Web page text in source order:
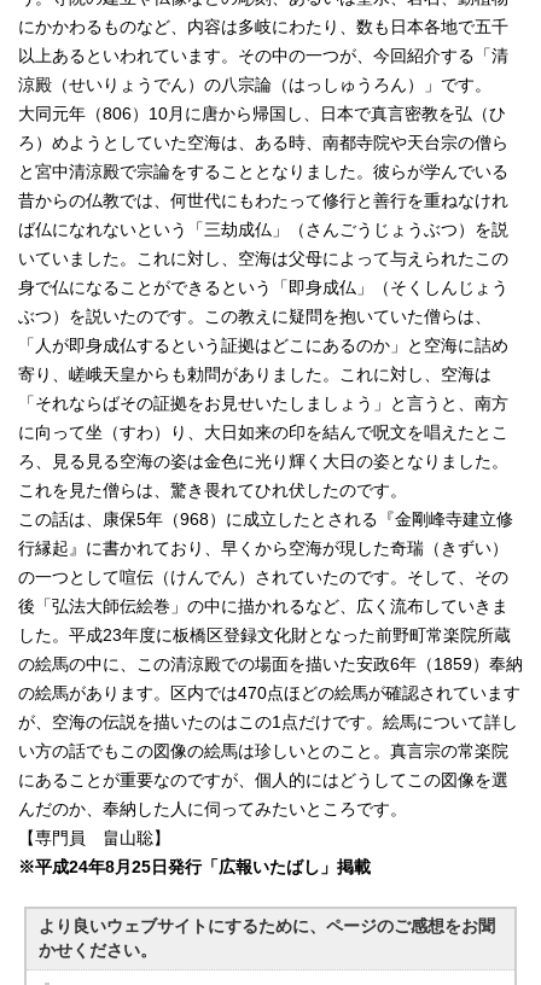
にかかわるものなど、内容は多岐にわたり、数も日本各地で五千
以上あるといわれています。その中の一つが、今回紹介する「清
涼殿（せいりょうでん）の八宗論（はっしゅうろん）」です。
大同元年（806）10月に唐から帰国し、日本で真言密教を弘（ひ
ろ）めようとしていた空海は、ある時、南都寺院や天台宗の僧ら
と宮中清涼殿で宗論をすることとなりました。彼らが学んでいる
昔からの仏教では、何世代にもわたって修行と善行を重ねなけれ
ば仏になれないという「三劫成仏」（さんごうじょうぶつ）を説
いていました。これに対し、空海は父母によって与えられたこの
身で仏になることができるという「即身成仏」（そくしんじょう
ぶつ）を説いたのです。この教えに疑問を抱いていた僧らは、
「人が即身成仏するという証拠はどこにあるのか」と空海に詰め
寄り、嵯峨天皇からも勅問がありました。これに対し、空海は
「それならばその証拠をお見せいたしましょう」と言うと、南方
に向って坐（すわ）り、大日如来の印を結んで呪文を唱えたとこ
ろ、見る見る空海の姿は金色に光り輝く大日の姿となりました。
これを見た僧らは、驚き畏れてひれ伏したのです。
この話は、康保5年（968）に成立したとされる『金剛峰寺建立修
行縁起』に書かれており、早くから空海が現した奇瑞（きずい）
の一つとして喧伝（けんでん）されていたのです。そして、その
後「弘法大師伝絵巻」の中に描かれるなど、広く流布していきま
した。平成23年度に板橋区登録文化財となった前野町常楽院所蔵
の絵馬の中に、この清涼殿での場面を描いた安政6年（1859）奉納
の絵馬があります。区内では470点ほどの絵馬が確認されています
が、空海の伝説を描いたのはこの1点だけです。絵馬について詳し
い方の話でもこの図像の絵馬は珍しいとのこと。真言宗の常楽院
にあることが重要なのですが、個人的にはどうしてこの図像を選
んだのか、奉納した人に伺ってみたいところです。
【専門員 畠山聡】
※平成24年8月25日発行「広報いたばし」掲載
より良いウェブサイトにするために、ページのご感想をお聞
かせください。